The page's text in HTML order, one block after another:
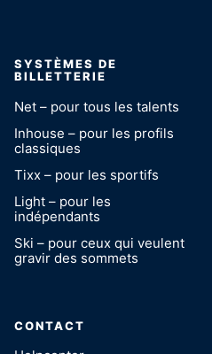
SYSTÈMES DE
BILLETTERIE
Net – pour tous les talents
Inhouse – pour les profils
classiques
Tixx – pour les sportifs
Light – pour les
indépendants
Ski – pour ceux qui veulent
gravir des sommets
CONTACT